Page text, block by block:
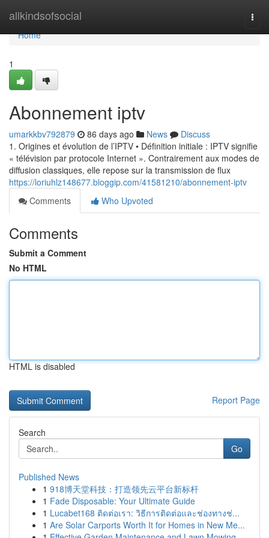
allkindsofsocial
Home
Home
1
Abonnement iptv
umarkkbv792879 86 days ago News
Discuss
1. Origines et évolution de l’IPTV • Définition initiale : IPTV signifie
« télévision par protocole Internet ». Contrairement aux modes de
diffusion classiques, elle repose sur la transmission de flux
https://loriuhlz148677.bloggip.com/41581210/abonnement-iptv
Comments
Who Upvoted
Comments
Submit a Comment
No HTML
HTML is disabled
Report Page
Search
Go
Published News
1 918博天堂科技：打造领先云平台新标杆
1 Fade Disposable: Your Ultimate Guide
1 Lucabet168 ติดต่อเรา: วิธีการติดต่อและช่องทางช่...
1 Are Solar Carports Worth It for Homes in New Me...